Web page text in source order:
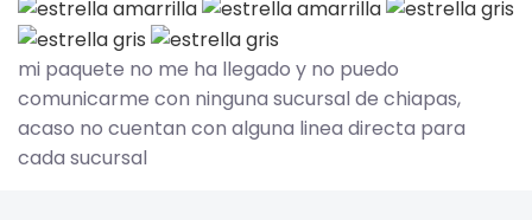
mi paquete no me ha llegado y no puedo
comunicarme con ninguna sucursal de chiapas,
acaso no cuentan con alguna linea directa para
cada sucursal